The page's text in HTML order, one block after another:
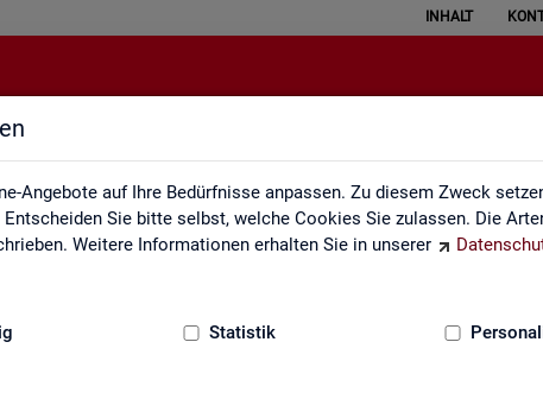
Angebote auf Ihre Bedürfnisse anpassen. Zu diesem Zweck
Sie bitte selbst, welche Cookies Sie zulassen. Die
Weitere Informationen erhalten Sie in unserer
Statistik
INHALT
API